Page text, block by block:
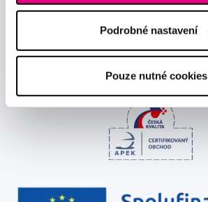
Podrobné nastavení
Pouze nutné cookies
a souhlasím sezpracováním osobních údajů